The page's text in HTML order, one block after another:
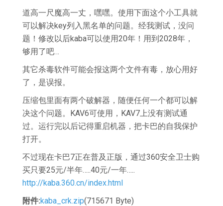
道高一尺魔高一丈，嘿嘿。使用下面这个小工具就
可以解决key列入黑名单的问题。经我测试，没问
题！修改以后kaba可以使用20年！用到2028年，
够用了吧…
其它杀毒软件可能会报这两个文件有毒，放心用好
了，是误报。
压缩包里面有两个破解器，随便任何一个都可以解
决这个问题。KAV6可使用，KAV7上没有测试通
过。运行完以后记得重启机器，把卡巴的自我保护
打开。
不过现在卡巴7正在普及正版，通过360安全卫士购
买只要25元/半年…..40元/一年…..
http://kaba.360.cn/index.html
附件:kaba_crk.zip(715671 Byte)